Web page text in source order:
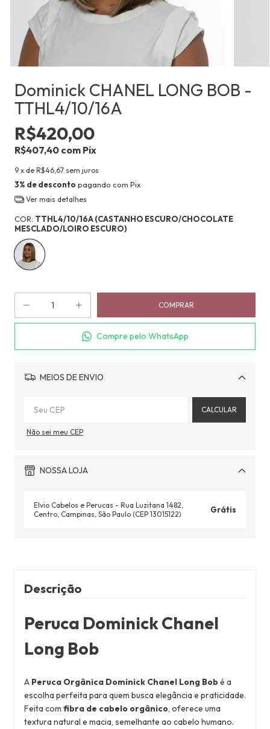
Dominick CHANEL LONG BOB -
TTHL4/10/16A
R$420,00
R$407,40 com Pix
9 x de R$46,67 sem juros
3% de desconto pagando com Pix
Ver mais detalhes
COR: TTHL4/10/16A (CASTANHO ESCURO/CHOCOLATE
MESCLADO/LOIRO ESCURO)
Compre pelo WhatsApp
MEIOS DE ENVIO
Alterar CEP
CALCULAR
Não sei meu CEP
NOSSA LOJA
Elvio Cabelos e Perucas - Rua Luzitana 1482,
Centro, Campinas, São Paulo (CEP 13015122)
Grátis
Descrição
Peruca Dominick Chanel
Long Bob
A Peruca Orgânica Dominick Chanel Long Bobé a
escolha perfeita para quem busca elegância e praticidade.
Feita com fibra de cabelo orgânico, oferece uma
textura natural e macia, semelhante ao cabelo humano.